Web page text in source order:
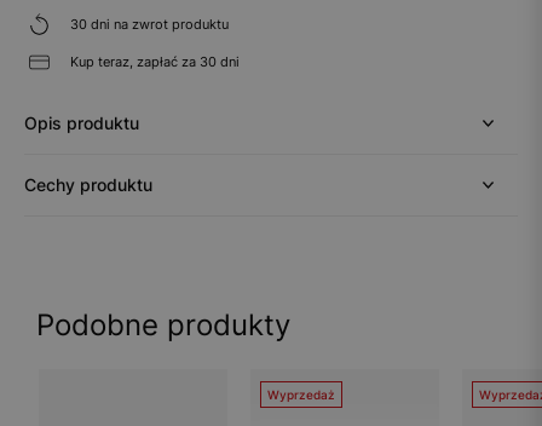
30 dni na zwrot produktu
Kup teraz, zapłać za 30 dni
Opis produktu
Cechy produktu
Podobne produkty
Wyprzedaż